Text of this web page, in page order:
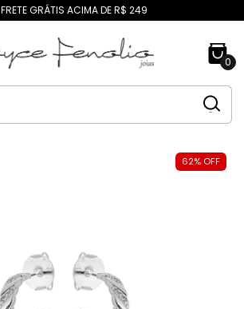
FRETE GRÁTIS ACIMA DE R$ 249
0
62% OFF